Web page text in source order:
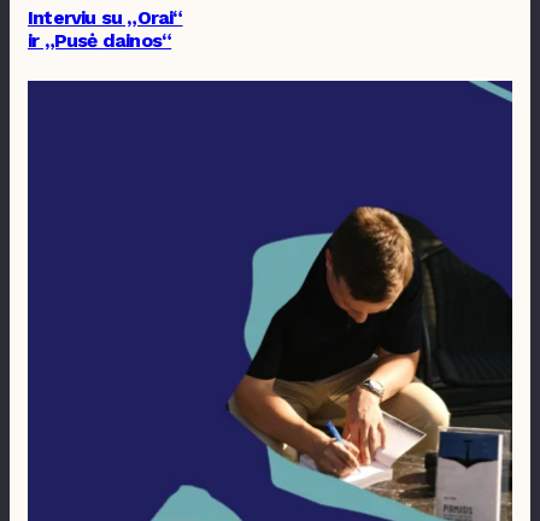
Interviu su „Orai“
ir „Pusė dainos“